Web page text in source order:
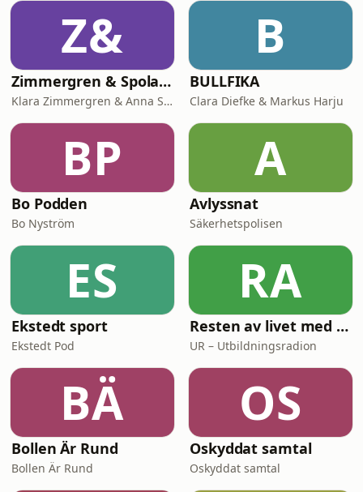
använd koden “marketmakers” för att
bli Premium-kund i tre månader!Vi
säger också stort tack till Orthex
Group!(Un
Z&
Zimmergren & Spolander
Klara Zimmergren & Anna Spolander
B
BULLFIKA
Clara Diefke & Markus Harju
BP
Bo Podden
Bo Nyström
A
Avlyssnat
Säkerhetspolisen
ES
Ekstedt sport
Ekstedt Pod
RA
Resten av livet med Mark Levengood
UR – Utbildningsradion
BÄ
Bollen Är Rund
Bollen Är Rund
OS
Oskyddat samtal
Oskyddat samtal